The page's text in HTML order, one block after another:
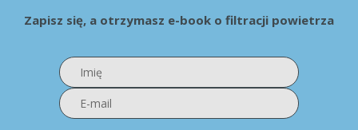
Zapisz się, a otrzymasz e-book o filtracji powietrza